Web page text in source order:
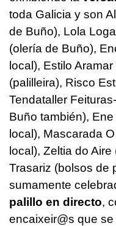
toda Galicia y son
de Buño), Lola
(olería de Buño),
local), Estilo
(palilleira), Risco
Tendataller
Buño también),
local), Mascarada
local), Zeltia do
Trasariz (bolsos de
sumamente
palillo en directo,
encaixeir@s que